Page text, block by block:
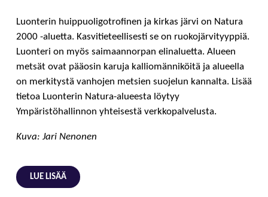
Luonterin huippuoligotrofinen ja kirkas järvi on Natura
2000 -aluetta. Kasvitieteellisesti se on ruokojärvityyppiä.
Luonteri on myös saimaannorpan elinaluetta. Alueen
metsät ovat pääosin karuja kalliomänniköitä ja alueella
on merkitystä vanhojen metsien suojelun kannalta. Lisää
tietoa Luonterin Natura-alueesta löytyy
Ympäristöhallinnon yhteisestä verkkopalvelusta.
Kuva: Jari Nenonen
LUE LISÄÄ